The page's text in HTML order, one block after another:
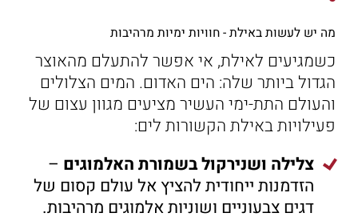
מה יש לעשות באילת - חוויות ימיות מרהיבות
כשמגיעים לאילת, אי אפשר להתעלם מהאוצר
הגדול ביותר שלה: הים האדום. המים הצלולים
והעולם התת-ימי העשיר מציעים מגוון עצום של
פעילויות באילת הקשורות לים:
צלילה ושנירקול בשמורת האלמוגים –
הזדמנות ייחודית להציץ אל עולם קסום של
דגים צבעוניים ושוניות אלמוגים מרהיבות.